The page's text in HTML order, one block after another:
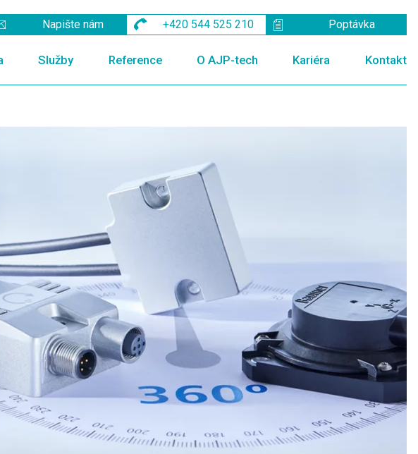
Poptávka
+420 544 525 210
Napište nám
Služby Reference O AJP-tech Kariéra Kontakt